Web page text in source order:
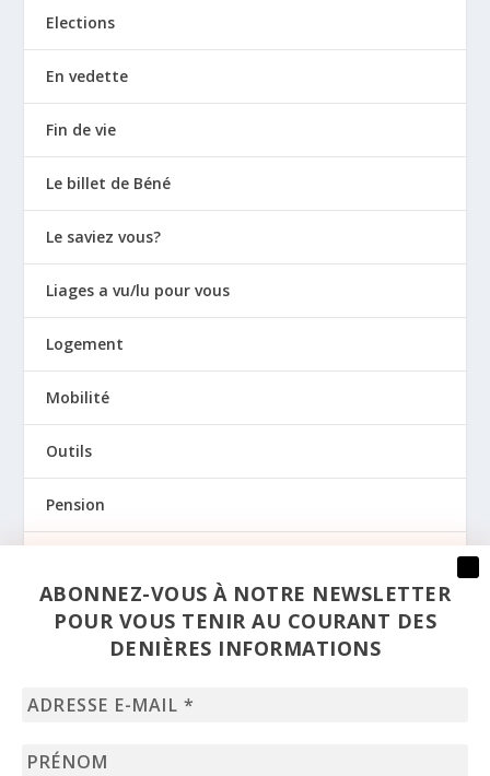
ABONNEZ-VOUS À NOTRE NEWSLETTER
POUR VOUS TENIR AU COURANT DES
DENIÈRES INFORMATIONS
Adresse
*
Prénom
Elections
En vedette
Fin de vie
Le billet de Béné
Le saviez vous?
Liages a vu/lu pour vous
Logement
Mobilité
Outils
Pension
Regards
Sexualité